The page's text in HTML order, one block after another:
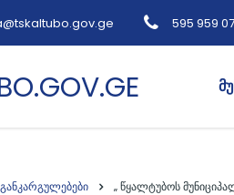
595 959
„ წყალტუბოს